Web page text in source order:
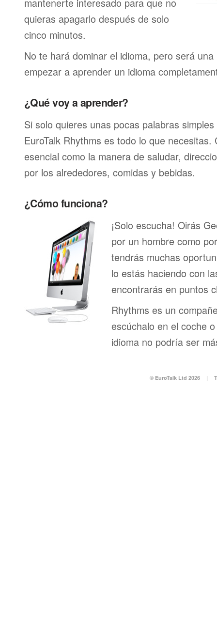
quieras apagarlo después de solo
cinco minutos.
No te hará dominar el idioma, pero será
empezar a aprender un idioma
¿Qué voy a aprender?
Si solo quieres unas pocas palabras
EuroTalk Rhythms es todo lo que
esencial como la manera de saludar,
por los alrededores, comidas y bebidas.
¿Cómo funciona?
¡Solo escucha! Oirás
por un hombre como
tendrás muchas
lo estás haciendo con
encontrarás en puntos
Rhythms es un
escúchalo en el coche
idioma no podría ser
© EuroTalk Ltd 2026 |